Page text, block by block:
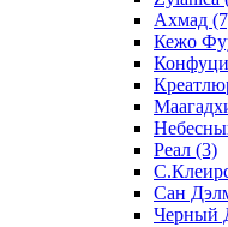
Ахмад
Кежо
Реал (3)
Сан
Черный